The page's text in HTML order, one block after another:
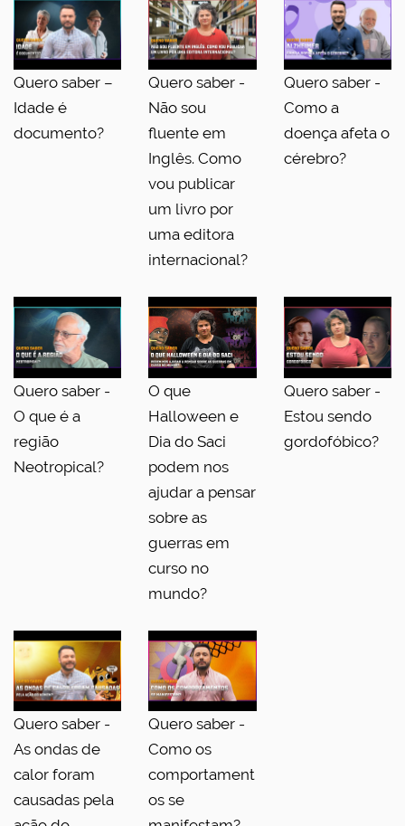
Quero saber –
Idade é
documento?
Quero saber -
Não sou
fluente em
Inglês. Como
vou publicar
um livro por
uma editora
internacional?
Quero saber -
Como a
doença afeta o
cérebro?
Quero saber -
O que é a
região
Neotropical?
O que
Halloween e
Dia do Saci
podem nos
ajudar a pensar
sobre as
guerras em
curso no
mundo?
Quero saber -
Estou sendo
gordofóbico?
Quero saber -
As ondas de
calor foram
causadas pela
Quero saber -
Como os
comportament
os se